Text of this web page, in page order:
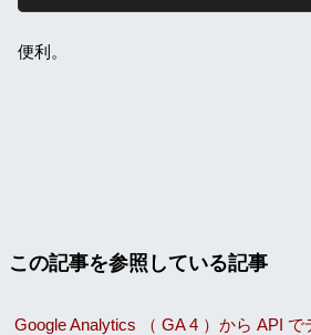
便利。
この記事を参照している記事
Google Analytics （ GA 4 ）から API で